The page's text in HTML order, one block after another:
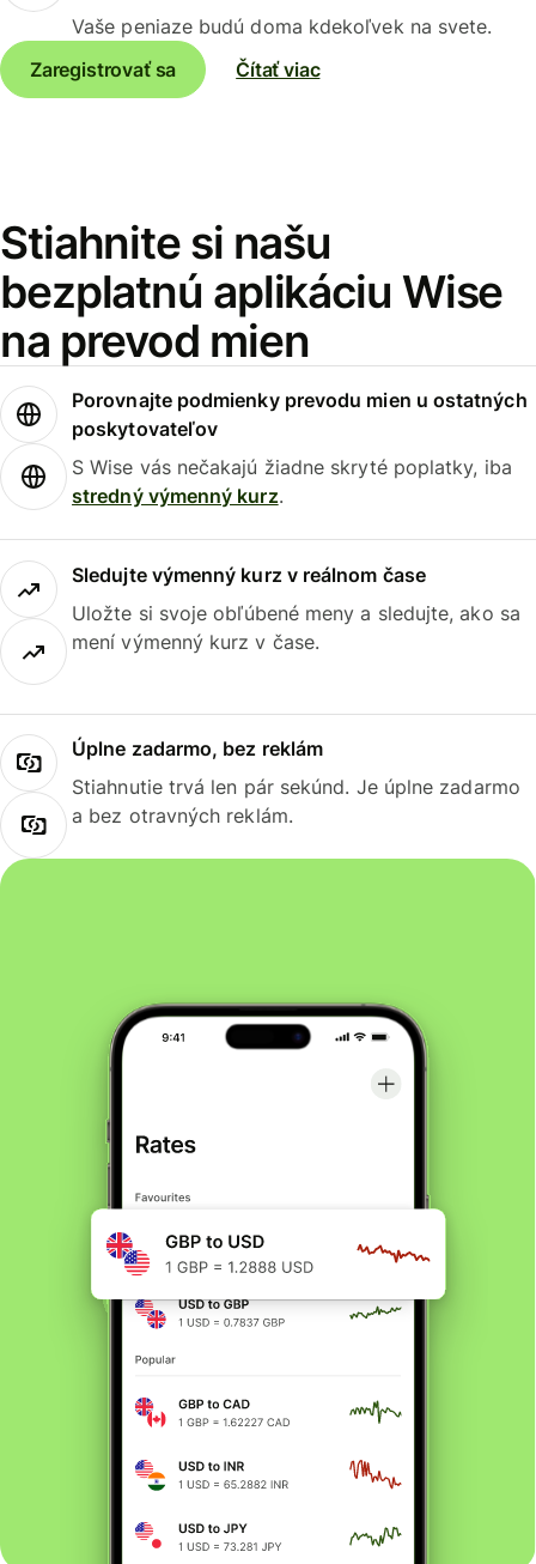
Vaše peniaze budú doma kdekoľvek na svete.
Zaregistrovať sa
Čítať viac
Stiahnite si našu
bezplatnú aplikáciu Wise
na prevod mien
Porovnajte podmienky prevodu mien u ostatných
poskytovateľov
S Wise vás nečakajú žiadne skryté poplatky, iba
stredný výmenný kurz.
Sledujte výmenný kurz v reálnom čase
Uložte si svoje obľúbené meny a sledujte, ako sa
mení výmenný kurz v čase.
Úplne zadarmo, bez reklám
Stiahnutie trvá len pár sekúnd. Je úplne zadarmo
a bez otravných reklám.